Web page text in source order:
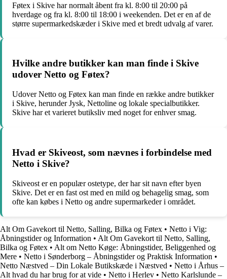
Føtex i Skive har normalt åbent fra kl. 8:00 til 20:00 på
hverdage og fra kl. 8:00 til 18:00 i weekenden. Det er en af de
større supermarkedskæder i Skive med et bredt udvalg af varer.
Hvilke andre butikker kan man finde i Skive
udover Netto og Føtex?
Udover Netto og Føtex kan man finde en række andre butikker
i Skive, herunder Jysk, Nettoline og lokale specialbutikker.
Skive har et varieret butiksliv med noget for enhver smag.
Hvad er Skiveost, som nævnes i forbindelse med
Netto i Skive?
Skiveost er en populær ostetype, der har sit navn efter byen
Skive. Det er en fast ost med en mild og behagelig smag, som
ofte kan købes i Netto og andre supermarkeder i området.
Alt Om Gavekort til Netto, Salling, Bilka og Føtex • Netto i Vig:
Åbningstider og Information • Alt Om Gavekort til Netto, Salling,
Bilka og Føtex • Alt om Netto Køge: Åbningstider, Beliggenhed og
Mere • Netto i Sønderborg – Åbningstider og Praktisk Information •
Netto Næstved – Din Lokale Butikskæde i Næstved • Netto i Århus –
Alt hvad du har brug for at vide • Netto i Herlev • Netto Karlslunde –